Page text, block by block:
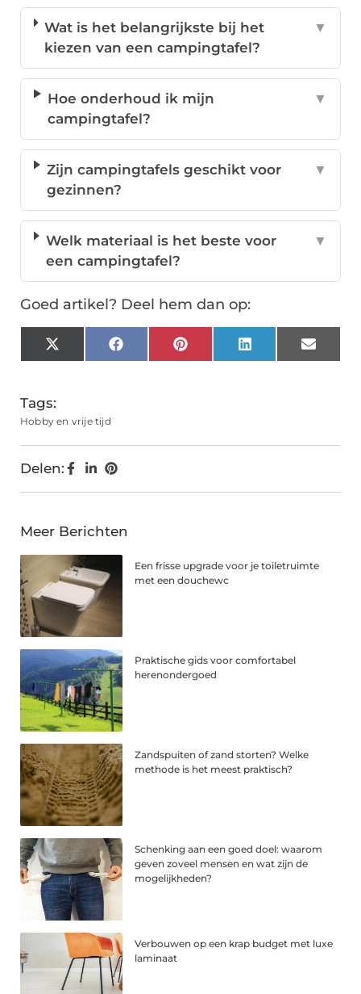
Wat is het belangrijkste bij het
kiezen van een campingtafel?
▼
Hoe onderhoud ik mijn
campingtafel?
▼
Zijn campingtafels geschikt voor
gezinnen?
▼
Welk materiaal is het beste voor
een campingtafel?
▼
Goed artikel? Deel hem dan op:
X
(Twitter)
FacebookPinterestLinkedInEmail
Tags:
Hobby en vrije tijd
Delen:
Meer Berichten
Een frisse upgrade voor je toiletruimte
met een douchewc
Praktische gids voor comfortabel
herenondergoed
Zandspuiten of zand storten? Welke
methode is het meest praktisch?
Schenking aan een goed doel: waarom
geven zoveel mensen en wat zijn de
mogelijkheden?
Verbouwen op een krap budget met luxe
laminaat